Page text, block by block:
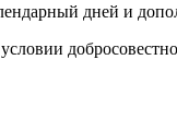
дней и